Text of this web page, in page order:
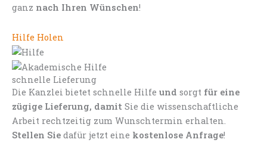
ganz nach Ihren Wünschen!
Hilfe Holen
schnelle Lieferung
Die Kanzlei bietet schnelle Hilfe und sorgt für eine
zügige Lieferung, damit Sie die wissenschaftliche
Arbeit rechtzeitig zum Wunschtermin erhalten.
Stellen Sie dafür jetzt eine kostenlose Anfrage!